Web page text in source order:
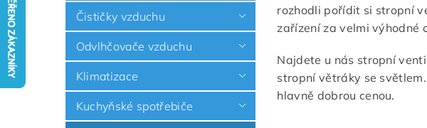
Čističky vzduchu
Odvlhčovače vzduchu
Klimatizace
Kuchyňské spotřebiče
rozhodli pořídit si stropní
zařízení za velmi výhodné
Najdete u nás stropní
stropní větráky se
hlavně dobrou cenou.